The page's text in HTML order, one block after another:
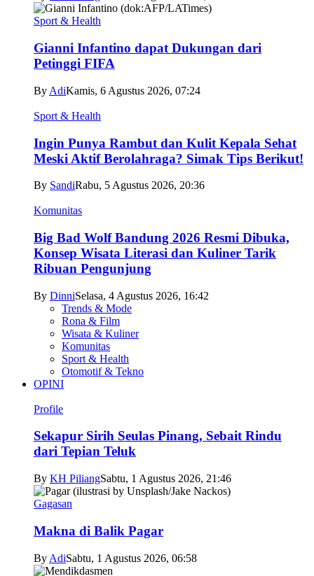
Sport & Health
Gianni Infantino dapat Dukungan dari
Petinggi FIFA
By AdiKamis, 6 Agustus 2026, 07:24
Sport & Health
Ingin Punya Rambut dan Kulit Kepala Sehat
Meski Aktif Berolahraga? Simak Tips Berikut!
By SandiRabu, 5 Agustus 2026, 20:36
Komunitas
Big Bad Wolf Bandung 2026 Resmi Dibuka,
Konsep Wisata Literasi dan Kuliner Tarik
Ribuan Pengunjung
By DinniSelasa, 4 Agustus 2026, 16:42
Trends & Mode
Rona & Film
Wisata & Kuliner
Komunitas
Sport & Health
Otomotif & Tekno
OPINI
Profile
Sekapur Sirih Seulas Pinang, Sebait Rindu
dari Tepian Teluk
By KH PiliangSabtu, 1 Agustus 2026, 21:46
Gagasan
Makna di Balik Pagar
By AdiSabtu, 1 Agustus 2026, 06:58